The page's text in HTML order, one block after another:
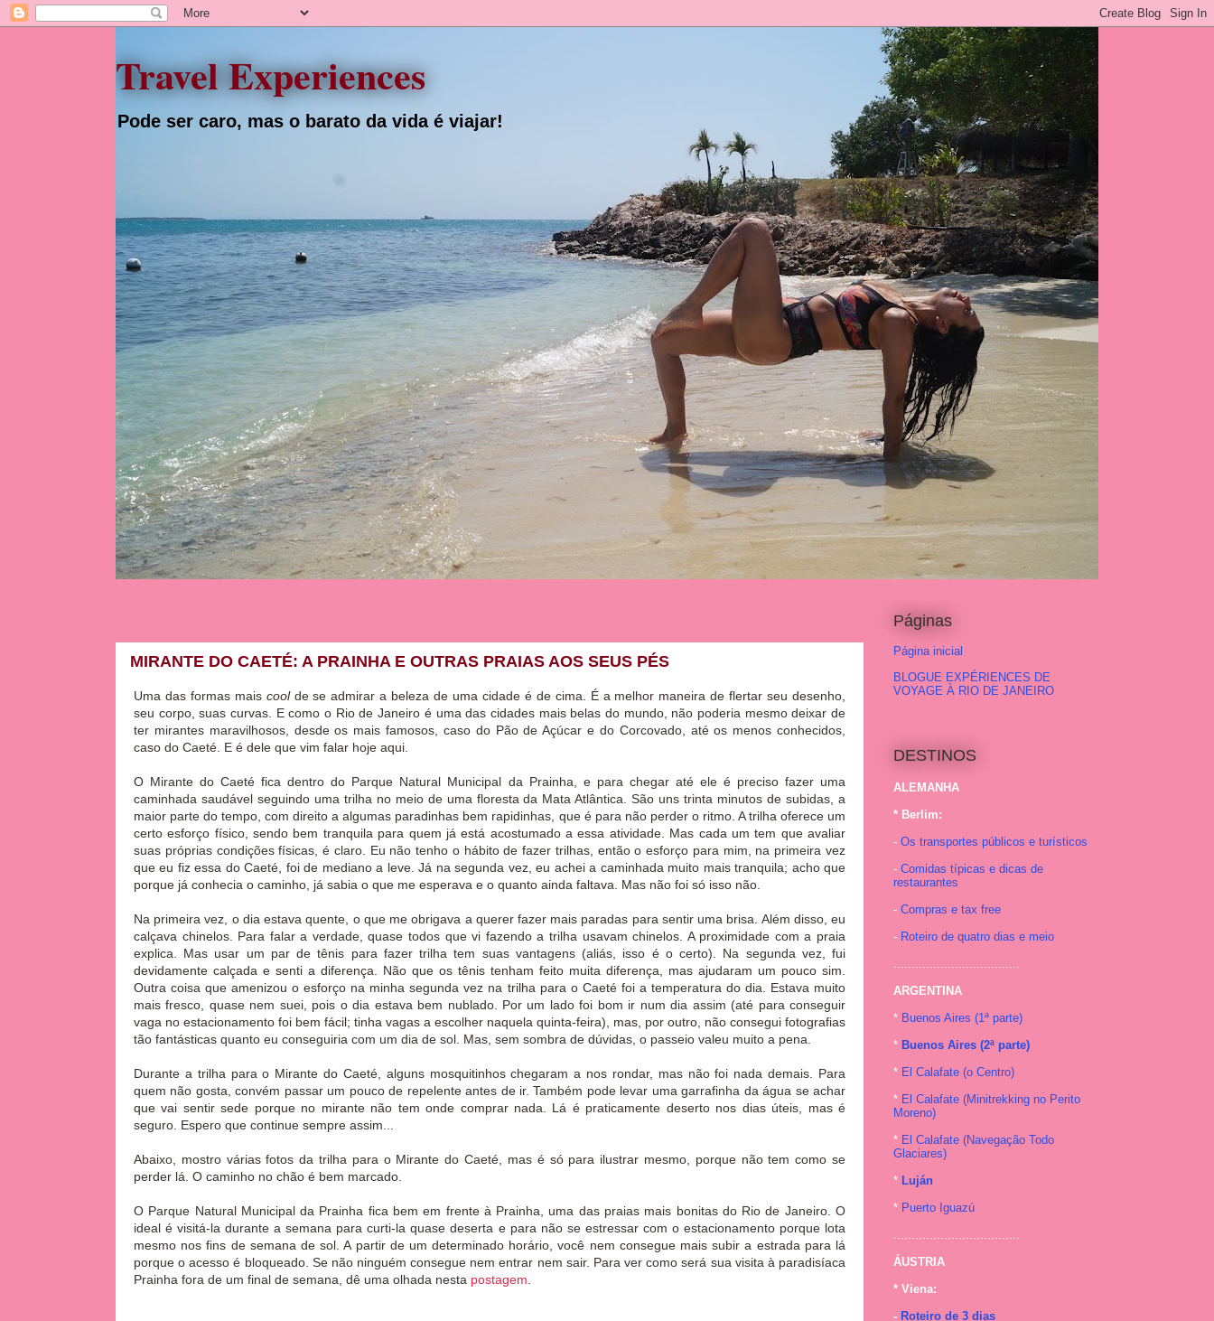
Travel Experiences
Pode ser caro, mas o barato da vida é viajar!
MIRANTE DO CAETÉ: A PRAINHA E OUTRAS PRAIAS AOS SEUS PÉS
Uma das formas mais cool de se admirar a beleza de uma cidade é de cima. É a melhor maneira de flertar seu desenho,
seu corpo, suas curvas. E como o Rio de Janeiro é uma das cidades mais belas do mundo, não poderia mesmo deixar de
ter mirantes maravilhosos, desde os mais famosos, caso do Pão de Açúcar e do Corcovado, até os menos conhecidos,
caso do Caeté. E é dele que vim falar hoje aqui.
O Mirante do Caeté fica dentro do Parque Natural Municipal da Prainha, e para chegar até ele é preciso fazer uma
caminhada saudável seguindo uma trilha no meio de uma floresta da Mata Atlântica. São uns trinta minutos de subidas, a
maior parte do tempo,com direito a algumas paradinhas bem rapidinhas, que é para não perder o ritmo. A trilha oferece um
certo esforço físico, sendo bem tranquila para quem já está acostumado a essa atividade. Mas cada um tem que avaliar
suas próprias condições físicas, é claro. Eu não tenho o hábito de fazer trilhas, então o esforço para mim, na primeira vez
que eu fiz essa do Caeté, foi de mediano a leve. Já na segunda vez, eu achei a caminhada muito mais tranquila; acho que
porque já conhecia o caminho, já sabia o que me esperava e o quanto ainda faltava. Mas não foi só isso não.
Na primeira vez, o dia estava quente, o que me obrigava a querer fazer mais paradas para sentir uma brisa. Além disso, eu
calçava chinelos. Para falar a verdade, quase todos que vi fazendo a trilha usavam chinelos. A proximidade com a praia
explica. Mas usar um par de tênis para fazer trilha tem suas vantagens (aliás, isso é o certo). Na segunda vez, fui
devidamente calçada e senti a diferença. Não que os tênis tenham feito muita diferença, mas ajudaram um pouco sim.
Outra coisa que amenizou o esforço na minha segunda vez na trilha para o Caeté foi a temperatura do dia. Estava muito
mais fresco, quase nem suei, pois o dia estava bem nublado. Por um lado foi bom ir num dia assim (até para conseguir
vaga no estacionamento foi bem fácil; tinha vagas a escolher naquela quinta-feira), mas, por outro, não consegui fotografias
tão fantásticas quanto eu conseguiria com um dia de sol. Mas, sem sombra de dúvidas, o passeio valeu muito a pena.
Durante a trilha para o Mirante do Caeté, alguns mosquitinhos chegaram a nos rondar, mas não foi nada demais. Para
quem não gosta, convém passar um pouco de repelente antes de ir. Também pode levar uma garrafinha da água se achar
que vai sentir sede porque no mirante não tem onde comprar nada. Lá é praticamente deserto nos dias úteis, mas é
seguro. Espero que continue sempre assim...
Abaixo, mostro várias fotos da trilha para o Mirante do Caeté, mas é só para ilustrar mesmo, porque não tem como se
perder lá. O caminho no chão é bem marcado.
O Parque Natural Municipal da Prainha fica bem em frente à Prainha, uma das praias mais bonitas do Rio de Janeiro. O
ideal é visitá-la durante a semana para curti-la quase deserta e para não se estressar com o estacionamento porque lota
mesmo nos fins de semana de sol. A partir de um determinado horário, você nem consegue mais subir a estrada para lá
porque o acesso é bloqueado. Se não ninguém consegue nem entrar nem sair. Para ver como será sua visita à paradisíaca
Prainha fora de um final de semana, dê uma olhada nesta postagem
Páginas
Página inicial
BLOGUE EXPÉRIENCES DE
VOYAGE À RIO DE JANEIRO
DESTINOS
ALEMANHA
* Berlim:
- Os transportes públicos e turísticos
- Comidas típicas e dicas de
restaurantes
- Compras e tax free
- Roteiro de quatro dias e meio
...................................
ARGENTINA
* Buenos Aires (1ª parte)
* Buenos Aires (2ª parte)
* El Calafate (o Centro)
* El Calafate (Minitrekking no Perito
Moreno)
* El Calafate (Navegação Todo
Glaciares)
* Luján
* Puerto Iguazú
...................................
ÁUSTRIA
* Viena:
- Roteiro de 3 dias